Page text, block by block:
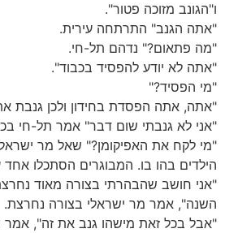
ו"הגונב מזוכה פטור".
"אתה הגנב" התרתחה עירית.
"מה פתאום?" נדהם תל-חי.
"אתה לא יודע להפסיד בכבוד".
"מי הפסיד?"
"אתה, אתה הפסדת בחידון ולכן גנבת
"אני לא גנבתי שום דבר" אמר תל-חי
"מי לקח את האפיקומן?" שאל מר
הילדים בהו בו. המבוגרים הסתכלו אחד
"אני חושב שהבהרתי בצורה מאוד
השנה", אמר מר ישראלי בצורה נחרצת.
"אבל בכל זאת מישהו גנב את זה", אמר